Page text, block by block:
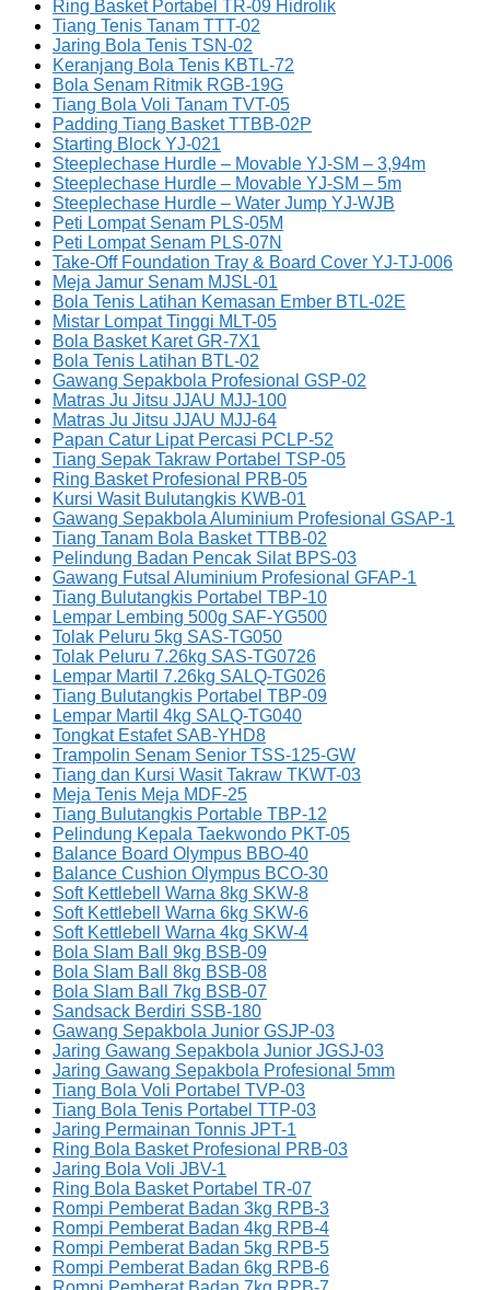
Ring Basket Portabel TR-09 Hidrolik
Tiang Tenis Tanam TTT-02
Jaring Bola Tenis TSN-02
Keranjang Bola Tenis KBTL-72
Bola Senam Ritmik RGB-19G
Tiang Bola Voli Tanam TVT-05
Padding Tiang Basket TTBB-02P
Starting Block YJ-021
Steeplechase Hurdle – Movable YJ-SM – 3,94m
Steeplechase Hurdle – Movable YJ-SM – 5m
Steeplechase Hurdle – Water Jump YJ-WJB
Peti Lompat Senam PLS-05M
Peti Lompat Senam PLS-07N
Take-Off Foundation Tray & Board Cover YJ-TJ-006
Meja Jamur Senam MJSL-01
Bola Tenis Latihan Kemasan Ember BTL-02E
Mistar Lompat Tinggi MLT-05
Bola Basket Karet GR-7X1
Bola Tenis Latihan BTL-02
Gawang Sepakbola Profesional GSP-02
Matras Ju Jitsu JJAU MJJ-100
Matras Ju Jitsu JJAU MJJ-64
Papan Catur Lipat Percasi PCLP-52
Tiang Sepak Takraw Portabel TSP-05
Ring Basket Profesional PRB-05
Kursi Wasit Bulutangkis KWB-01
Gawang Sepakbola Aluminium Profesional GSAP-1
Tiang Tanam Bola Basket TTBB-02
Pelindung Badan Pencak Silat BPS-03
Gawang Futsal Aluminium Profesional GFAP-1
Tiang Bulutangkis Portabel TBP-10
Lempar Lembing 500g SAF-YG500
Tolak Peluru 5kg SAS-TG050
Tolak Peluru 7.26kg SAS-TG0726
Lempar Martil 7.26kg SALQ-TG026
Tiang Bulutangkis Portabel TBP-09
Lempar Martil 4kg SALQ-TG040
Tongkat Estafet SAB-YHD8
Trampolin Senam Senior TSS-125-GW
Tiang dan Kursi Wasit Takraw TKWT-03
Meja Tenis Meja MDF-25
Tiang Bulutangkis Portable TBP-12
Pelindung Kepala Taekwondo PKT-05
Balance Board Olympus BBO-40
Balance Cushion Olympus BCO-30
Soft Kettlebell Warna 8kg SKW-8
Soft Kettlebell Warna 6kg SKW-6
Soft Kettlebell Warna 4kg SKW-4
Bola Slam Ball 9kg BSB-09
Bola Slam Ball 8kg BSB-08
Bola Slam Ball 7kg BSB-07
Sandsack Berdiri SSB-180
Gawang Sepakbola Junior GSJP-03
Jaring Gawang Sepakbola Junior JGSJ-03
Jaring Gawang Sepakbola Profesional 5mm
Tiang Bola Voli Portabel TVP-03
Tiang Bola Tenis Portabel TTP-03
Jaring Permainan Tonnis JPT-1
Ring Bola Basket Profesional PRB-03
Jaring Bola Voli JBV-1
Ring Bola Basket Portabel TR-07
Rompi Pemberat Badan 3kg RPB-3
Rompi Pemberat Badan 4kg RPB-4
Rompi Pemberat Badan 5kg RPB-5
Rompi Pemberat Badan 6kg RPB-6